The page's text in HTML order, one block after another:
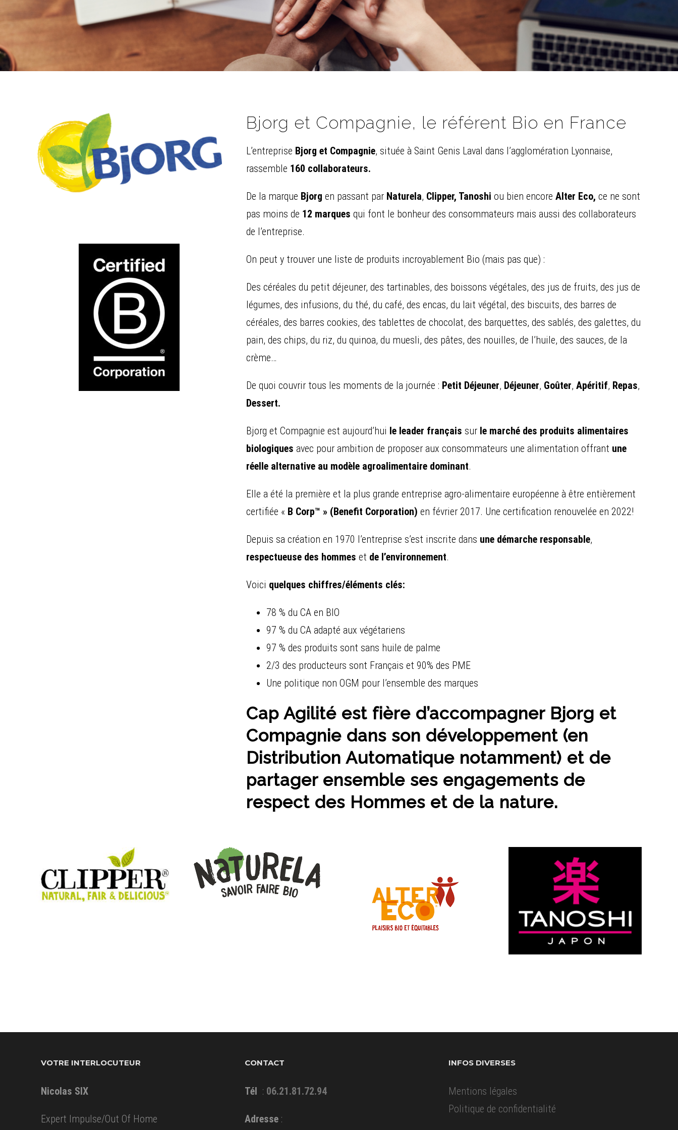
Bjorg et Compagnie, le référent Bio en France
L’entreprise Bjorg et Compagnie, située à Saint Genis Laval dans l’agglomération Lyonnaise,
rassemble 160 collaborateurs.
De la marque Bjorg en passant par Naturela, Clipper, Tanoshi ou bien encore Alter Eco, ce ne sont
pas moins de 12 marques qui font le bonheur des consommateurs mais aussi des collaborateurs
de l’entreprise.
On peut y trouver une liste de produits incroyablement Bio (mais pas que) :
Des céréales du petit déjeuner, des tartinables, des boissons végétales, des jus de fruits, des jus de
légumes, des infusions, du thé, du café, des encas, du lait végétal, des biscuits, des barres de
céréales, des barres cookies, des tablettes de chocolat, des barquettes, des sablés, des galettes, du
pain, des chips, du riz, du quinoa, du muesli, des pâtes, des nouilles, de l’huile, des sauces, de la
crème…
De quoi couvrir tous les moments de la journée : Petit Déjeuner, Déjeuner, Goûter, Apéritif, Repas,
Dessert.
Bjorg et Compagnie est aujourd’hui le leader français sur le marché des produits alimentaires
biologiques avec pour ambition de proposer aux consommateurs une alimentation offrant une
réelle alternative au modèle agroalimentaire dominant.
Elle a été la première et la plus grande entreprise agro-alimentaire européenne à être entièrement
certifiée « B Corp™ » (Benefit Corporation) en février 2017. Une certification renouvelée en 2022!
Depuis sa création en 1970 l’entreprise s’est inscrite dans une démarche responsable,
respectueuse des hommes et de l’environnement.
Voici quelques chiffres/éléments clés:
78 % du CA en BIO
97 % du CA adapté aux végétariens
97 % des produits sont sans huile de palme
2/3 des producteurs sont Français et 90% des PME
Une politique non OGM pour l’ensemble des marques
Cap Agilité est fière d’accompagner Bjorg et
Compagnie dans son développement (en
Distribution Automatique notamment) et de
partager ensemble ses engagements de
respect des Hommes et de la nature.
VOTRE INTERLOCUTEUR
Nicolas SIX
Expert Impulse/Out Of Home
CONTACT
Tél : 06.21.81.72.94
Adresse :
INFOS DIVERSES
Mentions légales
Politique de confidentialité